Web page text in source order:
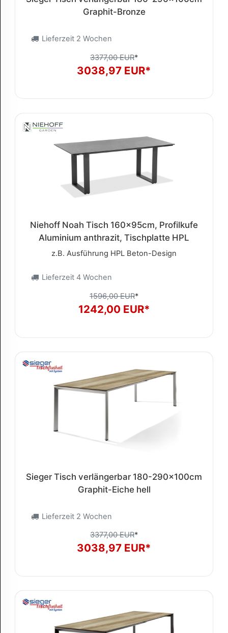
Graphit-Bronze
Lieferzeit 2 Wochen
3377,00 EUR*
3038,97 EUR*
Niehoff Noah Tisch 160x95cm, Profilkufe
Aluminium anthrazit, Tischplatte HPL
z.B. Ausführung HPL Beton-Design
Lieferzeit 4 Wochen
1596,00 EUR*
1242,00 EUR*
Sieger Tisch verlängerbar 180-290x100cm
Graphit-Eiche hell
Lieferzeit 2 Wochen
3377,00 EUR*
3038,97 EUR*